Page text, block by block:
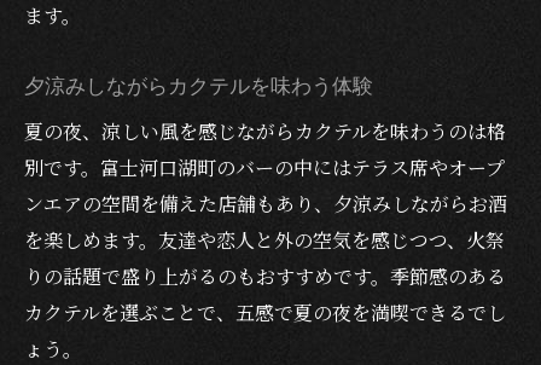
ます。
夕涼みしながらカクテルを味わう体験
夏の夜、涼しい風を感じながらカクテルを味わうのは格
別です。富士河口湖町のバーの中にはテラス席やオープ
ンエアの空間を備えた店舗もあり、夕涼みしながらお酒
を楽しめます。友達や恋人と外の空気を感じつつ、火祭
りの話題で盛り上がるのもおすすめです。季節感のある
カクテルを選ぶことで、五感で夏の夜を満喫できるでし
ょう。